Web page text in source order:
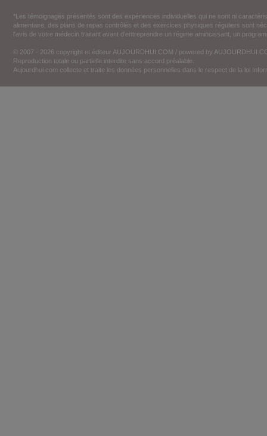
*Les témoignages présentés sont des expériences individuelles qui ne sont ni
alimentaire, des plans de repas contrôlés et des exercices physiques réguliers sont
l'avis de votre médecin traitant avant d'entreprendre un régime amincissant, un
© 2007 - 2026 copyright et éditeur AUJOURDHUI.COM / powered by
Reproduction totale ou partielle interdite sans accord préalable.
Aujourdhui.com collecte et traite les données personnelles dans le respect de la loi